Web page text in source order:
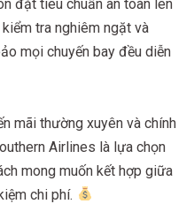
đặt tiêu chuẩn an toàn lên
tra nghiêm ngặt và
mọi chuyến bay đều diễn
mãi thường xuyên và chính
Airlines là lựa chọn
mong muốn kết hợp giữa
chi phí.